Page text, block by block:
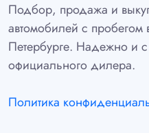
Подбор, продажа и
автомобилей с пробегом
Петербурге. Надежно и с
официального дилера.
Политика